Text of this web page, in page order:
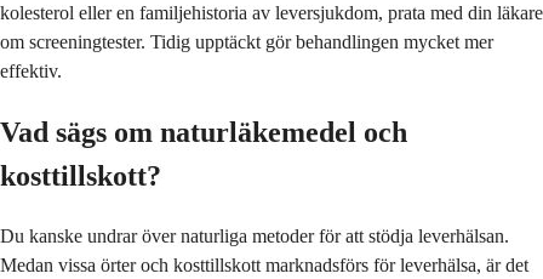
kolesterol eller en familjehistoria av leversjukdom, prata med din läkare
om screeningtester. Tidig upptäckt gör behandlingen mycket mer
effektiv.
Vad sägs om naturläkemedel och
kosttillskott?
Du kanske undrar över naturliga metoder för att stödja leverhälsan.
Medan vissa örter och kosttillskott marknadsförs för leverhälsa, är det